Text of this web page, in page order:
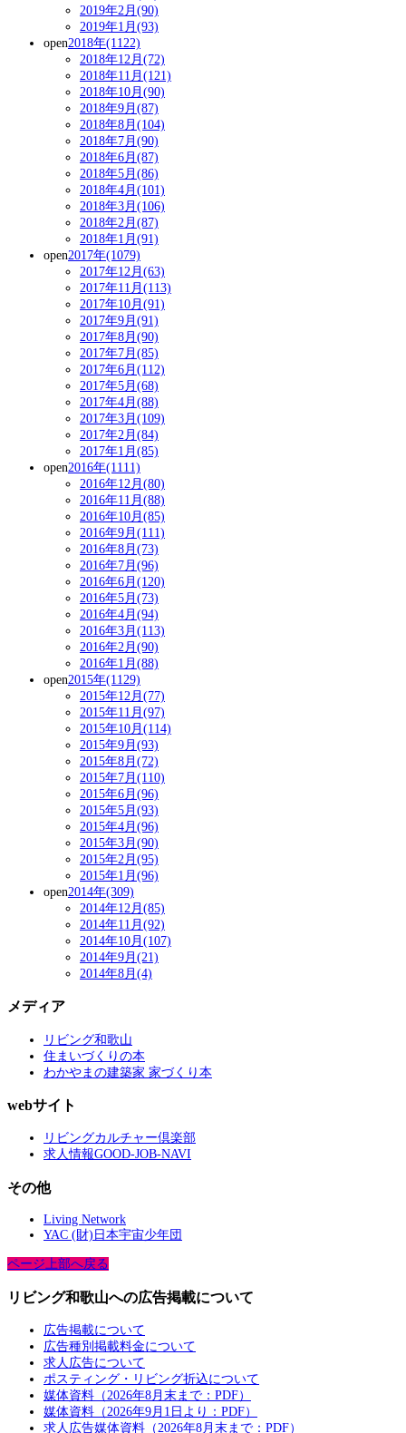
2019年2月(90)
2019年1月(93)
open2018年(1122)
2018年12月(72)
2018年11月(121)
2018年10月(90)
2018年9月(87)
2018年8月(104)
2018年7月(90)
2018年6月(87)
2018年5月(86)
2018年4月(101)
2018年3月(106)
2018年2月(87)
2018年1月(91)
open2017年(1079)
2017年12月(63)
2017年11月(113)
2017年10月(91)
2017年9月(91)
2017年8月(90)
2017年7月(85)
2017年6月(112)
2017年5月(68)
2017年4月(88)
2017年3月(109)
2017年2月(84)
2017年1月(85)
open2016年(1111)
2016年12月(80)
2016年11月(88)
2016年10月(85)
2016年9月(111)
2016年8月(73)
2016年7月(96)
2016年6月(120)
2016年5月(73)
2016年4月(94)
2016年3月(113)
2016年2月(90)
2016年1月(88)
open2015年(1129)
2015年12月(77)
2015年11月(97)
2015年10月(114)
2015年9月(93)
2015年8月(72)
2015年7月(110)
2015年6月(96)
2015年5月(93)
2015年4月(96)
2015年3月(90)
2015年2月(95)
2015年1月(96)
open2014年(309)
2014年12月(85)
2014年11月(92)
2014年10月(107)
2014年9月(21)
2014年8月(4)
メディア
リビング和歌山
住まいづくりの本
わかやまの建築家 家づくり本
webサイト
リビングカルチャー倶楽部
求人情報GOOD-JOB-NAVI
その他
Living Network
YAC (財)日本宇宙少年団
ページ上部へ戻る
リビング和歌山への広告掲載について
広告掲載について
広告種別掲載料金について
求人広告について
ポスティング・リビング折込について
媒体資料（2026年8月末まで：PDF）
媒体資料（2026年9月1日より：PDF）
求人広告媒体資料（2026年8月末まで：PDF）